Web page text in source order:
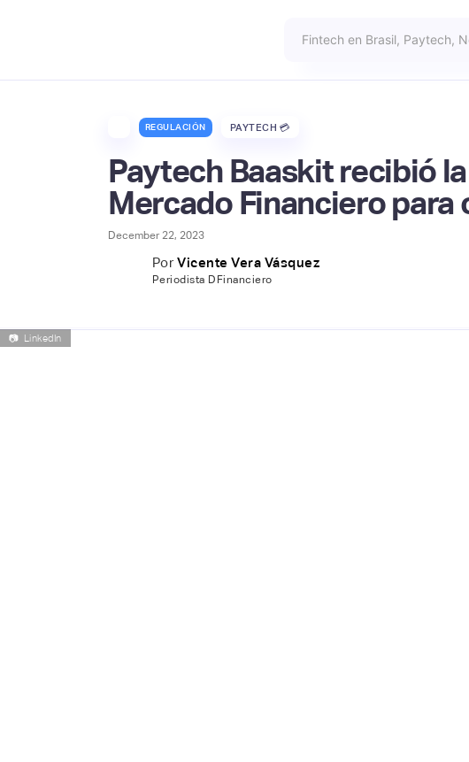
REGULACIÓN PAYTECH 💳
Paytech Baaskit recibió
Mercado Financiero
December 22, 2023
Por Vicente Vera Vásquez
Periodista DFinanciero
📷 LinkedIn